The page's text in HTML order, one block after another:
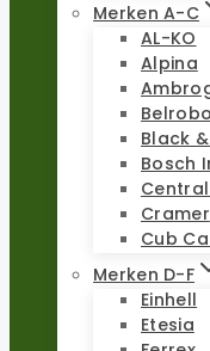
Merken A-C
AL-KO
Alpina
Black
Bosch
Cramer
Cub
Merken D-F
Einhell
Etesia